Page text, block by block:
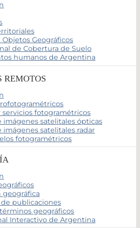
Objetos Geográficos
de Cobertura de Suelo
humanos de Argentina
REMOTOS
servicios fotogramétricos
imágenes satelitales ópticas
imágenes satelitales radar
fotogramétricos
geográfica
publicaciones
geográficos
Interactivo de Argentina